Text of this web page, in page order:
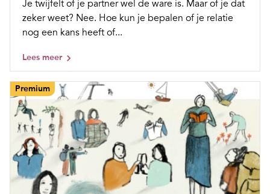
Je twijfelt of je partner wel de ware is. Maar of je dat
zeker weet? Nee. Hoe kun je bepalen of je relatie
nog een kans heeft of...
Lees meer
Premium